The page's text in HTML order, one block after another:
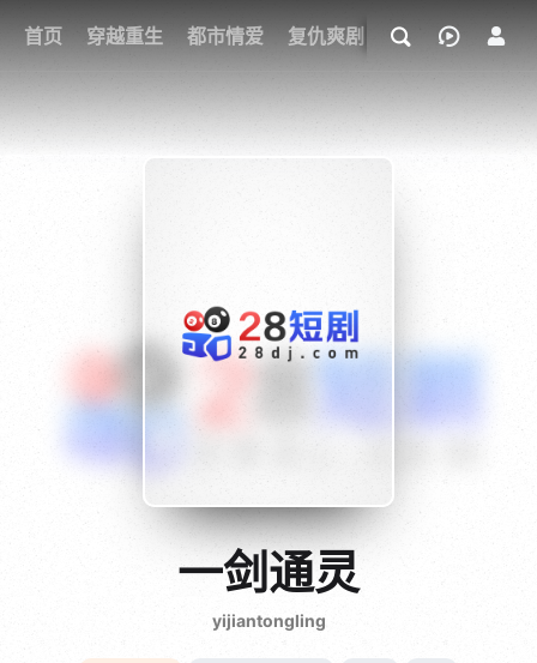
首页 穿越重生 都市情爱 复仇爽剧 玄幻武侠 奇幻
我的观影记录
{if condition="$obj.vod_points
28短剧一剑通灵
yijiantongling